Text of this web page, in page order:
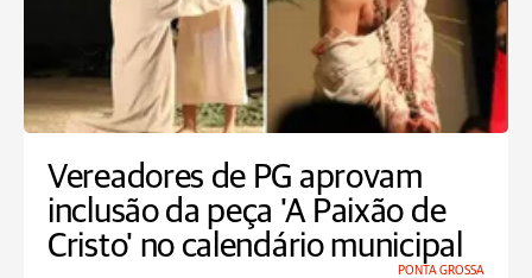
Vereadores de PG aprovam
inclusão da peça 'A Paixão de
Cristo' no calendário municipal
PONTA GROSSA